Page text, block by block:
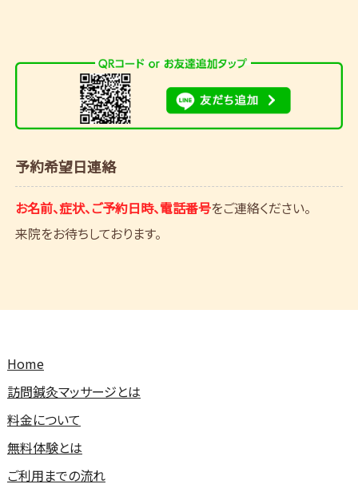
予約希望日連絡
お名前、症状、ご予約日時、電話番号をご連絡ください。
来院をお待ちしております。
Home
訪問鍼灸マッサージとは
料金について
無料体験とは
ご利用までの流れ